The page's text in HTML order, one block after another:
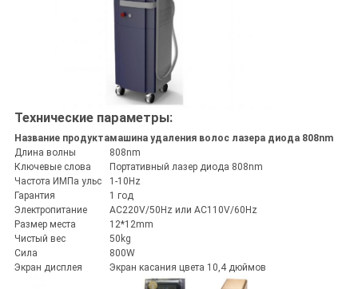
Технические параметры:
Название продуктамашина удаления волос лазера диода 808nm
Длина волны
808nm
Ключевые слова
Портативный лазер диода 808nm
Частота ИМПа ульс
1-10Hz
Гарантия
1 год
Электропитание
AC220V/50Hz или AC110V/60Hz
Размер места
12*12mm
Чистый вес
50kg
Сила
800W
Экран дисплея
Экран касания цвета 10,4 дюймов